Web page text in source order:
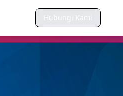
Hubungi Kami